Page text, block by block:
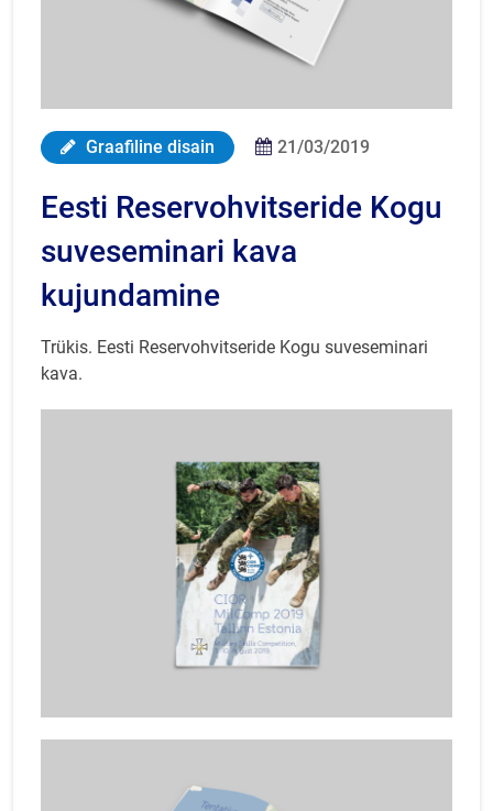
Graafiline disain 21/03/2019
Eesti Reservohvitseride Kogu
suveseminari kava
kujundamine
Trükis. Eesti Reservohvitseride Kogu suveseminari
kava.